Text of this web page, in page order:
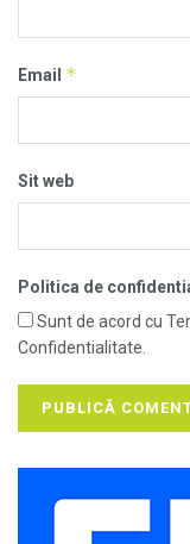
Email *
Sit web
Politica de
Sunt de acord cu
Confidentialitate.